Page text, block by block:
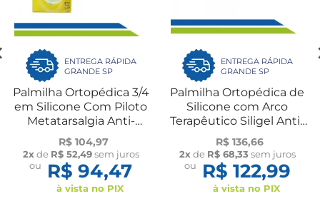
ENTREGA RÁPIDA
GRANDE SP
Palmilha Ortopédica 3/4
em Silicone Com Piloto
Metatarsalgia Anti-
Impacto Par Ortho
Pauher
R$ 104,97
2xde R$ 52,49sem juros
ou
R$ 94,47
à vista no PIX
ENTREGA RÁPIDA
GRANDE SP
Palmilha Ortopédica de
Silicone com Arco
Terapêutico Siligel Anti-
Impacto Par Ortho
Pauher
R$ 136,66
2xde R$ 68,33 sem juros
ou
R$ 122,99
à vista no PIX